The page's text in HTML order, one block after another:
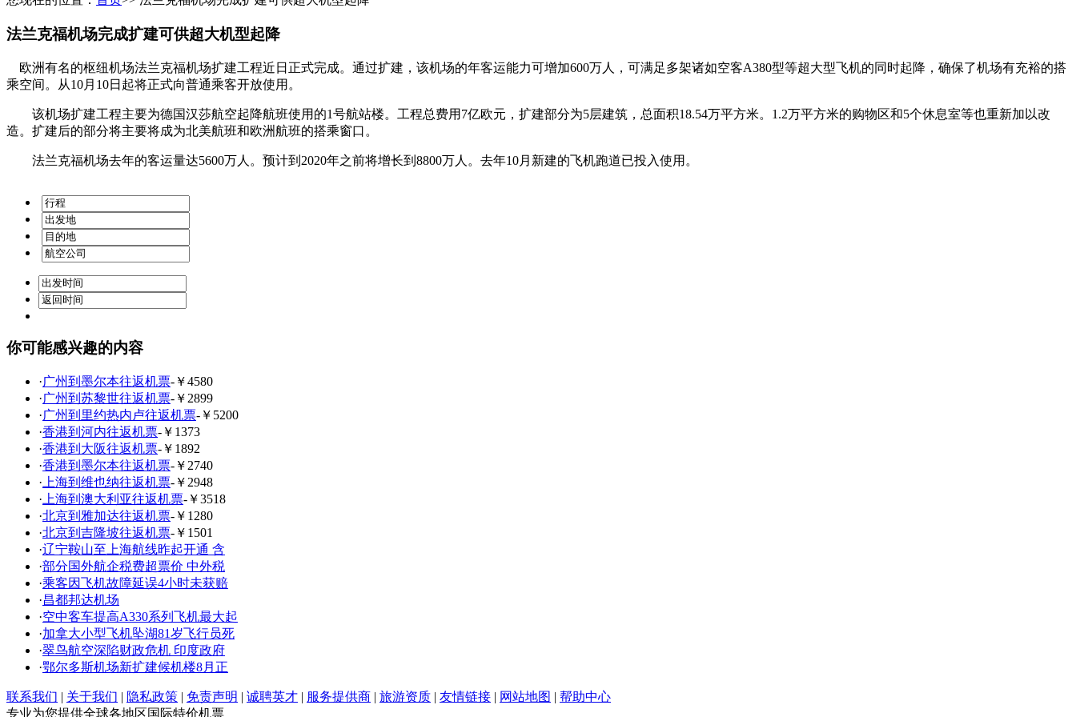
法兰克福机场完成扩建可供超大机型起降
欧洲有名的枢纽机场法兰克福机场扩建工程近日正式完成。通过扩建，该机场的年客运能力可增加600万人，可满足多架诸如空客A380型等超大型飞机的同时起降，确保了机场有充裕的搭
乘空间。从10月10日起将正式向普通乘客开放使用。
该机场扩建工程主要为德国汉莎航空起降航班使用的1号航站楼。工程总费用7亿欧元，扩建部分为5层建筑，总面积18.54万平方米。1.2万平方米的购物区和5个休息室等也重新加以改
造。扩建后的部分将主要将成为北美航班和欧洲航班的搭乘窗口。
法兰克福机场去年的客运量达5600万人。预计到2020年之前将增长到8800万人。去年10月新建的飞机跑道已投入使用。
你可能感兴趣的内容
·广州到墨尔本往返机票-￥4580
·广州到苏黎世往返机票-￥2899
·广州到里约热内卢往返机票-￥5200
·香港到河内往返机票-￥1373
·香港到大阪往返机票-￥1892
·香港到墨尔本往返机票-￥2740
· 上海到维也纳往返机票-￥2948
· 上海到澳大利亚往返机票-￥3518
·北京到雅加达往返机票-￥1280
·北京到吉隆坡往返机票-￥1501
·辽宁鞍山至上海航线昨起开通 含
·部分国外航企税费超票价 中外税
·乘客因飞机故障延误4小时未获赔
·昌都邦达机场
·空中客车提高A330系列飞机最大起
·加拿大小型飞机坠湖81岁飞行员死
·翠鸟航空深陷财政危机 印度政府
·鄂尔多斯机场新扩建候机楼8月正
联系我们 | 关于我们 | 隐私政策 | 免责声明 | 诚聘英才 | 服务提供商 | 旅游资质 | 友情链接 | 网站地图 | 帮助中心
专业为您提供全球各地区国际特价机票